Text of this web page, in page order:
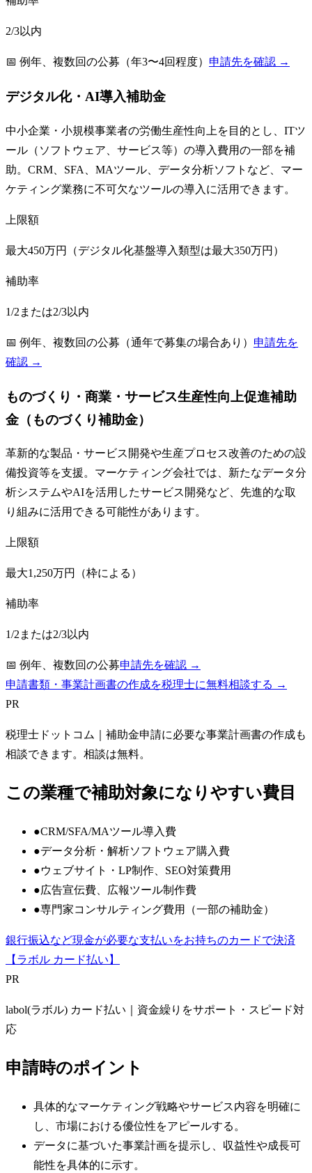
2/3以内
📅 例年、複数回の公募（年3〜4回程度） 申請先を確認 →
デジタル化・AI導入補助金
中小企業・小規模事業者の労働生産性向上を目的とし、ITツ
ール（ソフトウェア、サービス等）の導入費用の一部を補
助。CRM、SFA、MAツール、データ分析ソフトなど、マー
ケティング業務に不可欠なツールの導入に活用できます。
上限額
最大450万円（デジタル化基盤導入類型は最大350万円）
補助率
1/2または2/3以内
📅 例年、複数回の公募（通年で募集の場合あり） 申請先を
確認 →
ものづくり・商業・サービス生産性向上促進補助
金（ものづくり補助金）
革新的な製品・サービス開発や生産プロセス改善のための設
備投資等を支援。マーケティング会社では、新たなデータ分
析システムやAIを活用したサービス開発など、先進的な取
り組みに活用できる可能性があります。
上限額
最大1,250万円（枠による）
補助率
1/2または2/3以内
📅 例年、複数回の公募申請先を確認 →
申請書類・事業計画書の作成を税理士に無料相談する →
PR
税理士ドットコム
｜補助金申請に必要な事業計画書の作成も
相談できます。相談は無料。
この業種で補助対象になりやすい費目
●CRM/SFA/MAツール導入費
●データ分析・解析ソフトウェア購入費
●ウェブサイト・LP制作、SEO対策費用
●広告宣伝費、広報ツール制作費
●専門家コンサルティング費用（一部の補助金）
銀行振込など現金が必要な支払いをお持ちのカードで決済
【ラボル カード払い】
PR
labol(ラボル) カード払い｜資金繰りをサポート・スピード対
応
申請時のポイント
具体的なマーケティング戦略やサービス内容を明確に
し、市場における優位性をアピールする。
データに基づいた事業計画を提示し、収益性や成長可
能性を具体的に示す。